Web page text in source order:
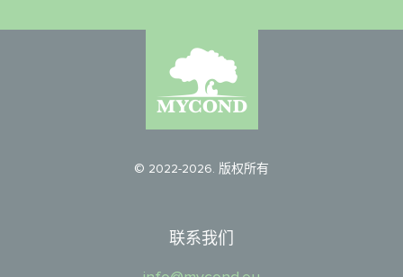
© 2022-2026. 版权所有
联系我们